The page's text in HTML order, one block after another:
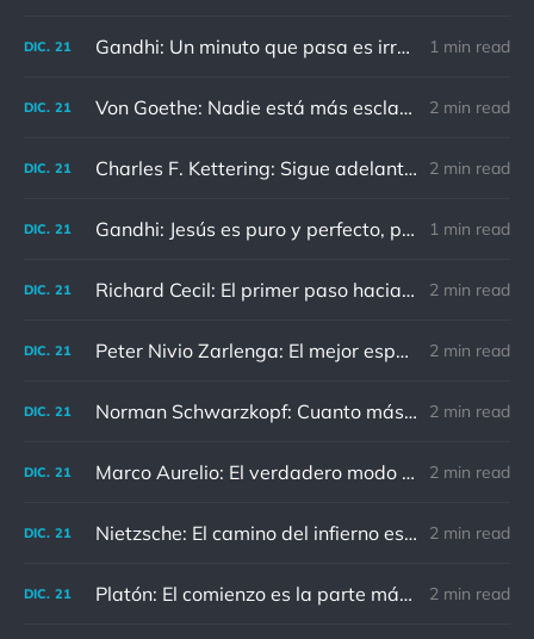
DIC. 21 Gandhi: Un minuto que pasa es irrecuperable. Conociendo esto, ¿cómo podemos malgastar tantas horas? 1 min read
DIC. 21 Von Goethe: Nadie está más esclavizado que aquellos que falsamente creen que son libres. 2 min read
DIC. 21 Charles F. Kettering: Sigue adelante, y es probable que tropieces con algo, tal vez cuando menos lo esperes. Nunca he escuchado hablar de alguien algu 2 min read
DIC. 21 Gandhi: Jesús es puro y perfecto, pero vosotros los cristianos no sois como él. 1 min read
DIC. 21 Richard Cecil: El primer paso hacia el conocimiento es saber que somos ignorantes. 2 min read
DIC. 21 Peter Nivio Zarlenga: El mejor espejo es un viejo amigo. 2 min read
DIC. 21 Norman Schwarzkopf: Cuanto más sudes por la paz, menos sangras por la guerra. 2 min read
DIC. 21 Marco Aurelio: El verdadero modo de vengarse de un enemigo es no parecérsele. 2 min read
DIC. 21 Nietzsche: El camino del infierno está asfaltado de buenas intenciones. 2 min read
DIC. 21 Platón: El comienzo es la parte más importante del trabajo 2 min read